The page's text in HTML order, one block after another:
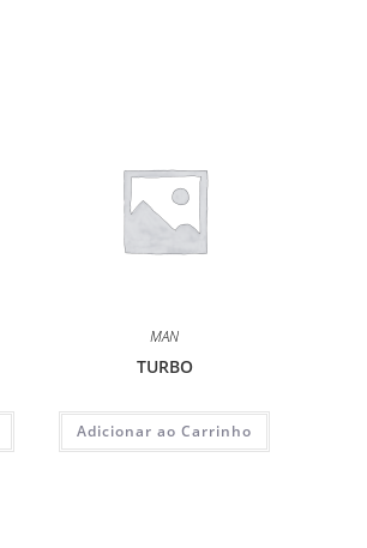
MAN
TURBO
Adicionar ao Carrinho